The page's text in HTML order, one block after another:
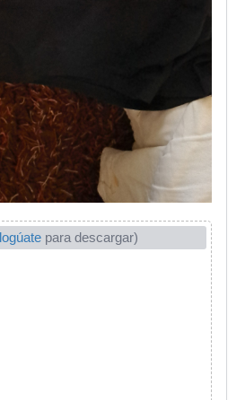
logúate para descargar)